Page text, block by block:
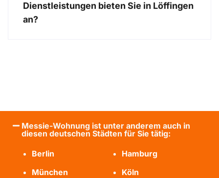
Dienstleistungen bieten Sie in Löffingen
an?
Messie-Wohnung ist unter anderem auch in
diesen deutschen Städten für Sie tätig:
Berlin
Hamburg
München
Köln